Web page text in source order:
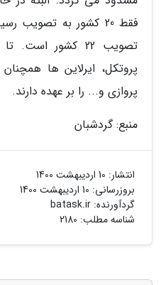
فقط 20 کشور به
تصویب 22 کشور
پروتکل، ایرلاین ها
پروازی و... را بر عهده دارند.
منبع: گردشبان
انتشار: 10 اردیبهشت 1400
بروزرسانی: 10 اردیبهشت 1400
گردآورنده: batask.ir
شناسه مطلب: 2180